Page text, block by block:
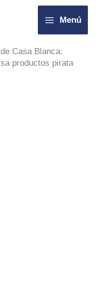
Menú
Casa Blanca:
productos pirata